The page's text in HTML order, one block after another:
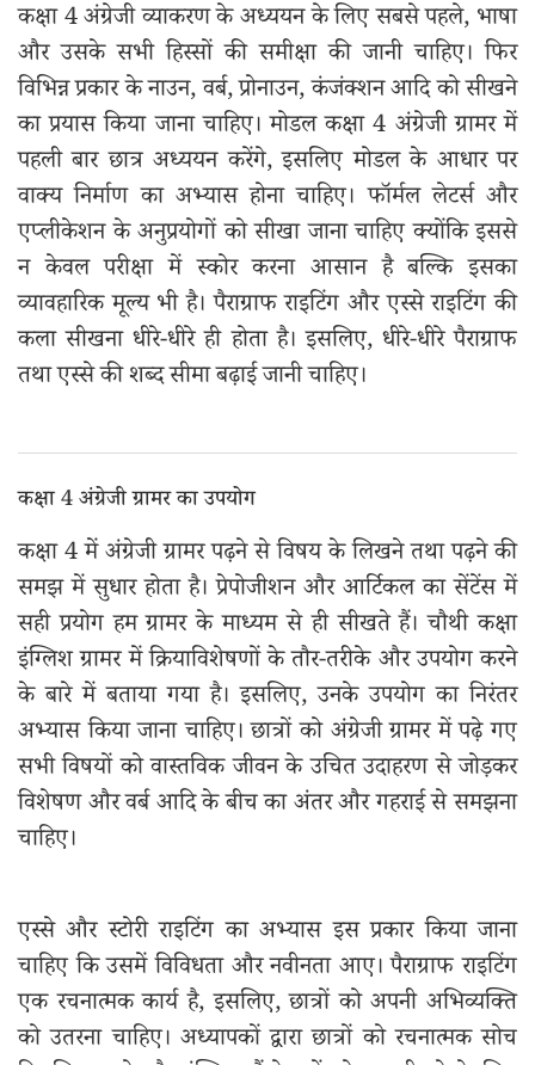
कक्षा 4 अंग्रेजी व्याकरण के अध्ययन के लिए सबसे पहले, भाषा
और उसके सभी हिस्सों की समीक्षा की जानी चाहिए। फिर
विभिन्न प्रकार के नाउन, वर्ब, प्रोनाउन, कंजंक्शन आदि को सीखने
का प्रयास किया जाना चाहिए। मोडल कक्षा 4 अंग्रेजी ग्रामर में
पहली बार छात्र अध्ययन करेंगे, इसलिए मोडल के आधार पर
वाक्य निर्माण का अभ्यास होना चाहिए। फॉर्मल लेटर्स और
एप्लीकेशन के अनुप्रयोगों को सीखा जाना चाहिए क्योंकि इससे
न केवल परीक्षा में स्कोर करना आसान है बल्कि इसका
व्यावहारिक मूल्य भी है। पैराग्राफ राइटिंग और एस्से राइटिंग की
कला सीखना धीरे-धीरे ही होता है। इसलिए, धीरे-धीरे पैराग्राफ
तथा एस्से की शब्द सीमा बढ़ाई जानी चाहिए।
कक्षा 4 अंग्रेजी ग्रामर का उपयोग
कक्षा 4 में अंग्रेजी ग्रामर पढ़ने से विषय के लिखने तथा पढ़ने की
समझ में सुधार होता है। प्रेपोजीशन और आर्टिकल का सेंटेंस में
सही प्रयोग हम ग्रामर के माध्यम से ही सीखते हैं। चौथी कक्षा
इंग्लिश ग्रामर में क्रियाविशेषणों के तौर-तरीके और उपयोग करने
के बारे में बताया गया है। इसलिए, उनके उपयोग का निरंतर
अभ्यास किया जाना चाहिए। छात्रों को अंग्रेजी ग्रामर में पढ़े गए
सभी विषयों को वास्तविक जीवन के उचित उदाहरण से जोड़कर
विशेषण और वर्ब आदि के बीच का अंतर और गहराई से समझना
चाहिए।
एस्से और स्टोरी राइटिंग का अभ्यास इस प्रकार किया जाना
चाहिए कि उसमें विविधता और नवीनता आए। पैराग्राफ राइटिंग
एक रचनात्मक कार्य है, इसलिए, छात्रों को अपनी अभिव्यक्ति
को उतरना चाहिए। अध्यापकों द्वारा छात्रों को रचनात्मक सोच